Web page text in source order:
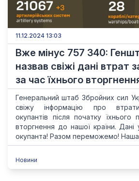
11.12.2024 13:03
Вже мінус 757 340:
назвав свіжі дані втрат
за час їхнього
Генеральний штаб Збройних сил
свіжу інформацію про
окупантів після початку їхнього
вторгнення до нашої країни.
окупанта! Разом переможемо!
Новини